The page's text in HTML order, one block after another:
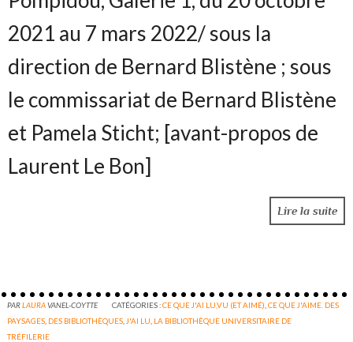
2021 au 7 mars 2022/ sous la
direction de Bernard Blistène ; sous
le commissariat de Bernard Blistène
et Pamela Sticht; [avant-propos de
Laurent Le Bon]
Lire la suite
PARLAURAVANEL-COYTTE CATÉGORIES :CE QUE J'AI LU,VU (ET AIMÉ) ,CE QUE J'AIME. DES
PAYSAGES DES BIBLIOTHÈQUES J'AI LU LA BIBLIOTHÈQUE UNIVERSITAIRE DE
TRÉFILERIE